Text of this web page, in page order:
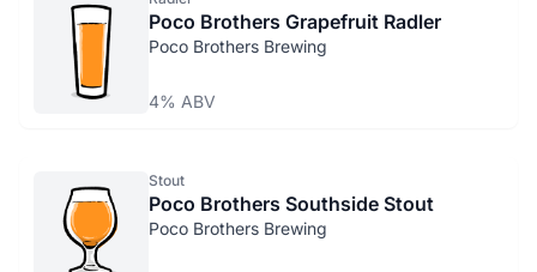
Poco Brothers Grapefruit Radler
Poco Brothers Brewing
4% ABV
Stout
Poco Brothers Southside Stout
Poco Brothers Brewing